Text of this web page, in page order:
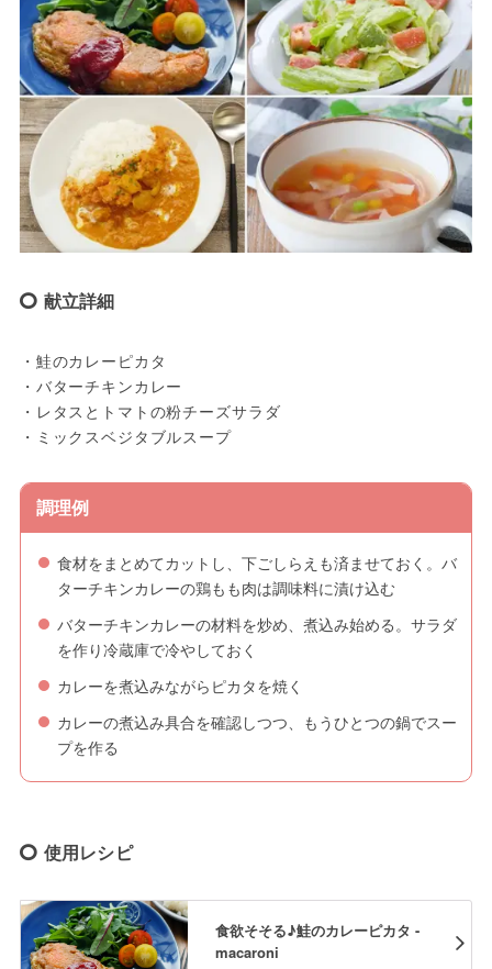
献立詳細
・鮭のカレーピカタ
・バターチキンカレー
・レタスとトマトの粉チーズサラダ
・ミックスベジタブルスープ
調理例
食材をまとめてカットし、下ごしらえも済ませておく。バ
ターチキンカレーの鶏もも肉は調味料に漬け込む
バターチキンカレーの材料を炒め、煮込み始める。サラダ
を作り冷蔵庫で冷やしておく
カレーを煮込みながらピカタを焼く
カレーの煮込み具合を確認しつつ、もうひとつの鍋でスー
プを作る
使用レシピ
食欲そそる♪鮭のカレーピカタ -
macaroni